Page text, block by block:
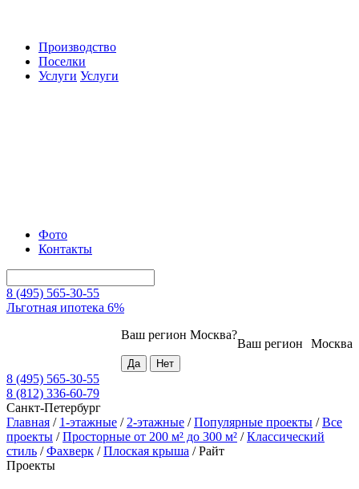
Производство
Поселки
Услуги Услуги
Фото
Контакты
8 (495) 565-30-55
Льготная ипотека 6%
Москва
Ваш регион
Ваш регион Москва?
8 (495) 565-30-55
8 (812) 336-60-79
Санкт-Петербург
Главная / 1-этажные / 2-этажные /Популярные проекты /Все
проекты /Просторные от 200 м² до 300 м² /Классический
стиль /Фахверк /Плоская крыша /Райт
Проекты